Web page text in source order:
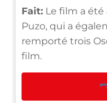
Fait: Le film a
Puzo, qui a
remporté trois
film.